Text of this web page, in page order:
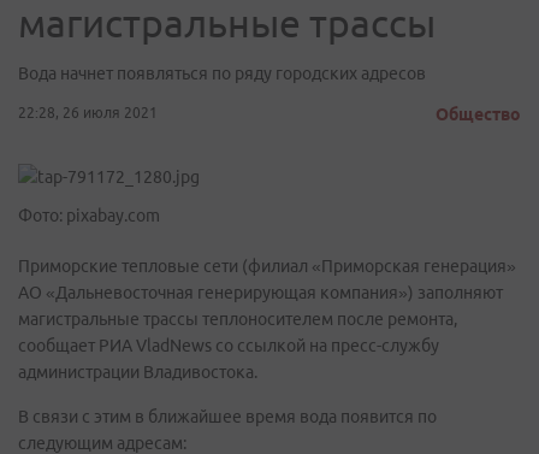
магистральные трассы
Вода начнет появляться по ряду городских адресов
22:28, 26 июля 2021 Общество
Фото: pixabay.com
Приморские тепловые сети (филиал «Приморская генерация»
АО «Дальневосточная генерирующая компания») заполняют
магистральные трассы теплоносителем после ремонта,
сообщает РИА VladNews со ссылкой на пресс-службу
администрации Владивостока.
В связи с этим в ближайшее время вода появится по
следующим адресам: